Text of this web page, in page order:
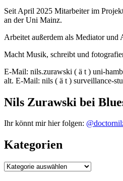
Seit April 2025 Mitarbeiter im
an der Uni Mainz.
Arbeitet außerdem als Mediator und
Macht Musik, schreibt und
E-Mail: nils.zurawski ( ä t ) uni-
alt. E-Mail: nils ( ä t ) surveillance-
Nils Zurawski bei
Ihr könnt mir hier folgen:
Kategorien
Kategorien